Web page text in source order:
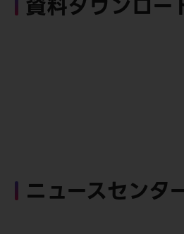
ニュースセンタ